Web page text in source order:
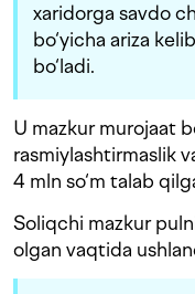
xaridorga savdo
bo‘yicha ariza
bo‘ladi.
U mazkur murojaat
rasmiylashtirmaslik
4 mln so‘m talab
Soliqchi mazkur
olgan vaqtida